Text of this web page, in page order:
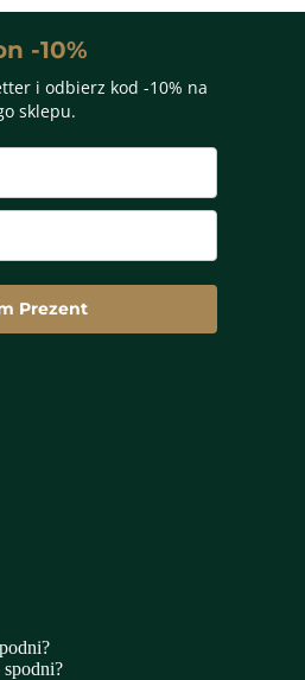
-10%
i odbierz kod -10% na
sklepu.
Prezent
spodni?